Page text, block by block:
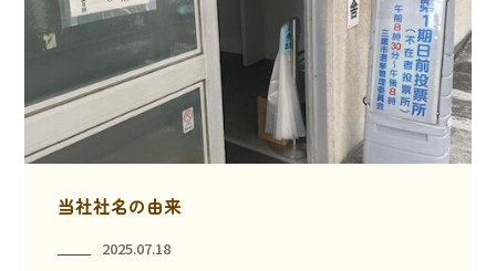
当社社名の由来
2025.07.18